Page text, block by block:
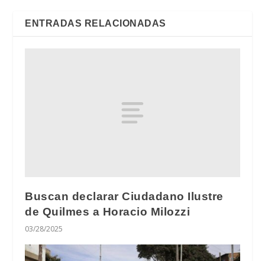
ENTRADAS RELACIONADAS
Buscan declarar Ciudadano Ilustre
de Quilmes a Horacio Milozzi
03/28/2025